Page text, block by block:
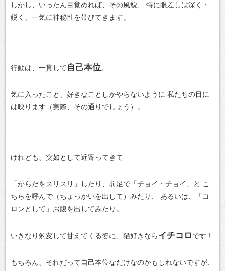
しかし、いったん目覚めれば、その風貌、
特に眼差しは深く・
鋭く、一気に神秘性を帯びてきます。
行動は、一貫して自己本位。
気に入ったこと、好きなことしかやらないように 私たちの目に
は映ります（実際、その通りでしょう）。
けれども、突如として近寄ってきて
「からだをスリスリ」したり、前足で「チョイ・チョイ」と こ
ちらを呼んで（ちょっかいを出して）みたり、
あるいは、「コ
ロンとして」お腹を出してみたり。
いきなり豹変して甘えてくる姿に、猫好きならイチコロです！
もちろん、それだって自己本位なだけなのかもしれないですが、